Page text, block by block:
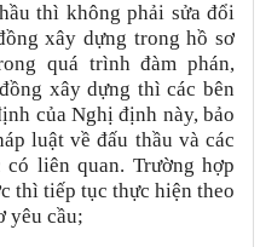
thì không phải sửa đổi
xây dựng trong hồ sơ
quá trình đàm phán,
xây dựng thì các bên
của Nghị định này, bảo
luật về đấu thầu và các
liên quan. Trường hợp
thì tiếp tục thực hiện theo
yêu cầu;